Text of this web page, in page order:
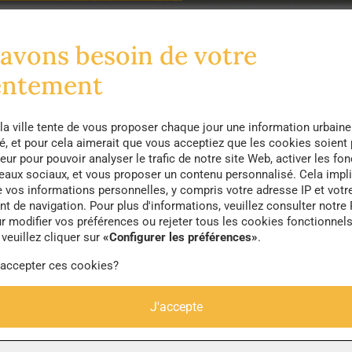
réalisés au cours d’une résidence du réalisateur
Rochelle
et en partenariat avec le CCN de La
de Mireuil, avec la complicité du danseur
les stigmates liés à l’urbanisme des
semble ancrer dans le béton une forme de
est un hommage décalé à cette poétique de
est mise à mal par la danse de Kevin
entre refus et évitement…
a travaillé avec de nombreux chorégraphes,
Il fait partie de la nouvelle génération de
Attou, directeur du CCN de La Rochelle. Il a
besoin de votre
ville tente de vous proposer chaque jour une information
et pour cela aimerait que vous acceptiez que les cookies soient
pour pouvoir analyser le trafic de notre site Web, activer les
sociaux, et vous proposer un contenu personnalisé. Cela
vos informations personnelles, y compris votre adresse IP et
de navigation. Pour plus d'informations, veuillez consulter notre
modifier vos préférences ou rejeter tous les cookies
cliquer sur «Configurer les préférences».
ces cookies?
J'accepte